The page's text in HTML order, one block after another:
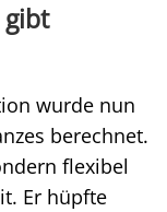
gibt
wurde nun
berechnet.
flexibel
Er hüpfte